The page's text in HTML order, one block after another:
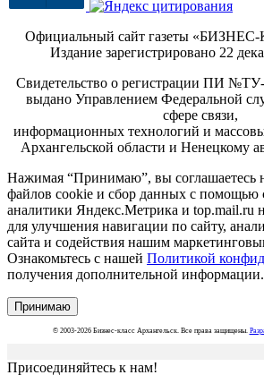
Официальный сайт газеты
Издание зарегистрировано 22
Свидетельство о регистрации ПИ №ТУ-
выдано Управлением Федеральной
сфере связи,
информационных технологий и
Архангельской области и Ненецкому
Нажимая “Принимаю”, вы соглашаетесь
файлов cookie и сбор данных с помощью
аналитики Яндекс.Метрика и top.mail.ru
для улучшения навигации по сайту,
сайта и содействия нашим
Ознакомьтесь с нашей Политикой
получения дополнительной информации.
Принимаю
© 2003-2026 Бизнес-класс Архангельск. Все права защищены.
Присоединяйтесь к нам!